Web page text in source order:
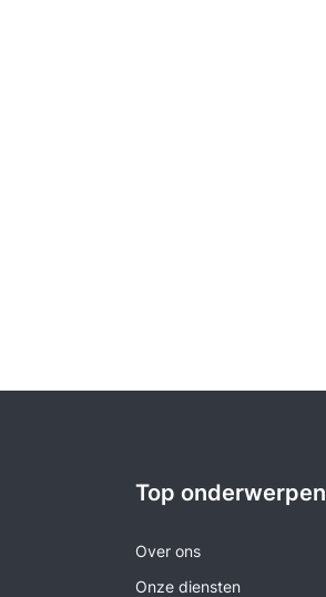
Top onderwerpen
Over ons
Onze diensten